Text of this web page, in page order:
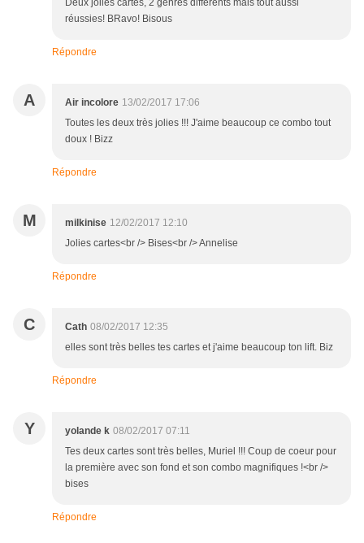
Deux jolies cartes, 2 genres différents mais tout aussi
réussies! BRavo! Bisous
Répondre
A Air incolore 13/02/2017 17:06
Toutes les deux très jolies !!! J'aime beaucoup ce combo tout
doux ! Bizz
Répondre
M milkinise 12/02/2017 12:10
Jolies cartes<br /> Bises<br /> Annelise
Répondre
C Cath 08/02/2017 12:35
elles sont très belles tes cartes et j'aime beaucoup ton lift. Biz
Répondre
Y yolande k 08/02/2017 07:11
Tes deux cartes sont très belles, Muriel !!! Coup de coeur pour
la première avec son fond et son combo magnifiques !<br />
bises
Répondre